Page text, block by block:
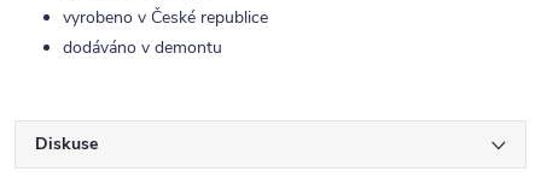
vyrobeno v České republice
dodáváno v demontu
Diskuse